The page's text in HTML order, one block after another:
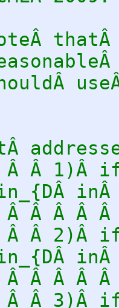
Â 1)Â
Â Â Â Â
Â 2)Â
Â Â Â Â
Â 3)Â